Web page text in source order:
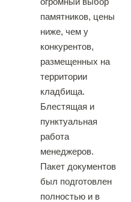
памятников, цены
ниже, чем у
конкурентов,
размещенных на
территории
кладбища.
Блестящая и
пунктуальная
работа
менеджеров.
Пакет документов
был подготовлен
полностью и в